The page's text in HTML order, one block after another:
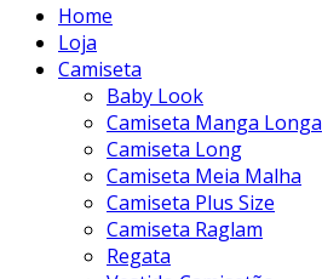
Home
Loja
Camiseta
Baby Look
Camiseta Manga Longa
Camiseta Long
Camiseta Meia Malha
Camiseta Plus Size
Camiseta Raglam
Regata